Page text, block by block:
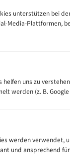
300
500
4/6
4/6
unterstützen bei
Media-Plattformen,
helfen uns zu
werden (z. B.
werden verwendet,
und ansprechend